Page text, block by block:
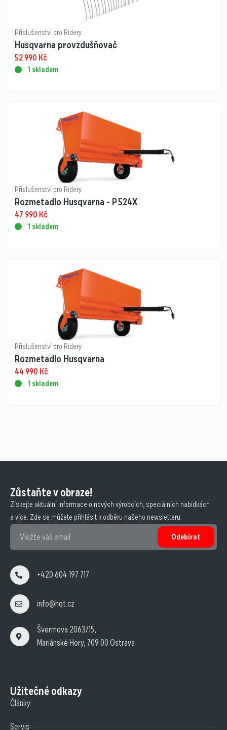
Příslušenství pro Ridery
Husqvarna provzdušňovač
52 990 Kč
1 skladem
Příslušenství pro Ridery
Rozmetadlo Husqvarna - P 524X
47 990 Kč
1 skladem
Příslušenství pro Ridery
Rozmetadlo Husqvarna
44 990 Kč
1 skladem
Zůstaňte v obraze!
Získejte aktuální informace o nových výrobcích, speciálních nabídkách
a více. Zde se můžete přihlásit k odběru našeho newsletteru.
Odebírat
+420 604 197 717
info@hqt.cz
Švermova 2063/15,
Mariánské Hory, 709 00 Ostrava
Užitečné odkazy
Články
Servis